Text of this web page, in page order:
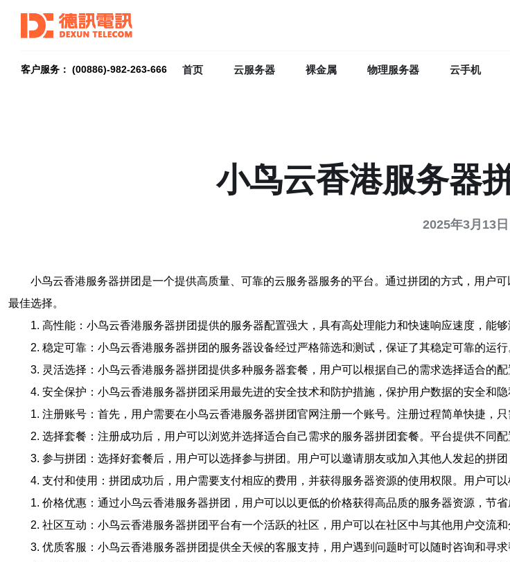
客户服务： (00886)-982-263-666 首页 云服务器 裸金属 物理服务器 云手机
小鸟云香港服务器
2025年3月13日
小鸟云香港服务器拼团是一个提供高质量、可靠的云服务器服务的平台。通过拼团的方式，用户
最佳选择。
1. 高性能：小鸟云香港服务器拼团提供的服务器配置强大，具有高处理能力和快速响应速度，能够
2. 稳定可靠：小鸟云香港服务器拼团的服务器设备经过严格筛选和测试，保证了其稳定可靠的运
3. 灵活选择：小鸟云香港服务器拼团提供多种服务器套餐，用户可以根据自己的需求选择适合的配
4. 安全保护：小鸟云香港服务器拼团采用最先进的安全技术和防护措施，保护用户数据的安全和隐
1. 注册账号：首先，用户需要在小鸟云香港服务器拼团官网注册一个账号。注册过程简单快捷，只
2. 选择套餐：注册成功后，用户可以浏览并选择适合自己需求的服务器拼团套餐。平台提供不同
3. 参与拼团：选择好套餐后，用户可以选择参与拼团。用户可以邀请朋友或加入其他人发起的拼团
4. 支付和使用：拼团成功后，用户需要支付相应的费用，并获得服务器资源的使用权限。用户可以
1. 价格优惠：通过小鸟云香港服务器拼团，用户可以以更低的价格获得高品质的服务器资源，节省
2. 社区互动：小鸟云香港服务器拼团平台有一个活跃的社区，用户可以在社区中与其他用户交流和
3. 优质客服：小鸟云香港服务器拼团提供全天候的客服支持，用户遇到问题时可以随时咨询和寻求